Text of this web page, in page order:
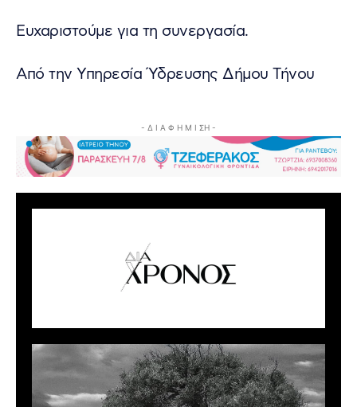
Ευχαριστούμε για τη συνεργασία.
Από την Υπηρεσία Ύδρευσης Δήμου Τήνου
- Δ Ι Α Φ Η Μ Ι ΣΗ -